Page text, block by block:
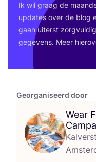
Georganiseerd door
Wear
Ik wil graag de
upda­tes over de blog
gaan uiterst
gege­vens. Meer